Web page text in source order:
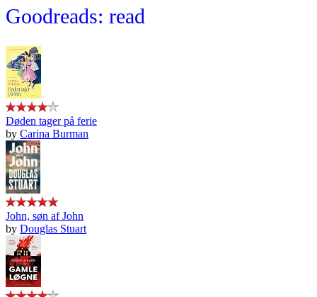
Goodreads: read
Døden tager på ferie
by Carina Burman
John, søn af John
by Douglas Stuart